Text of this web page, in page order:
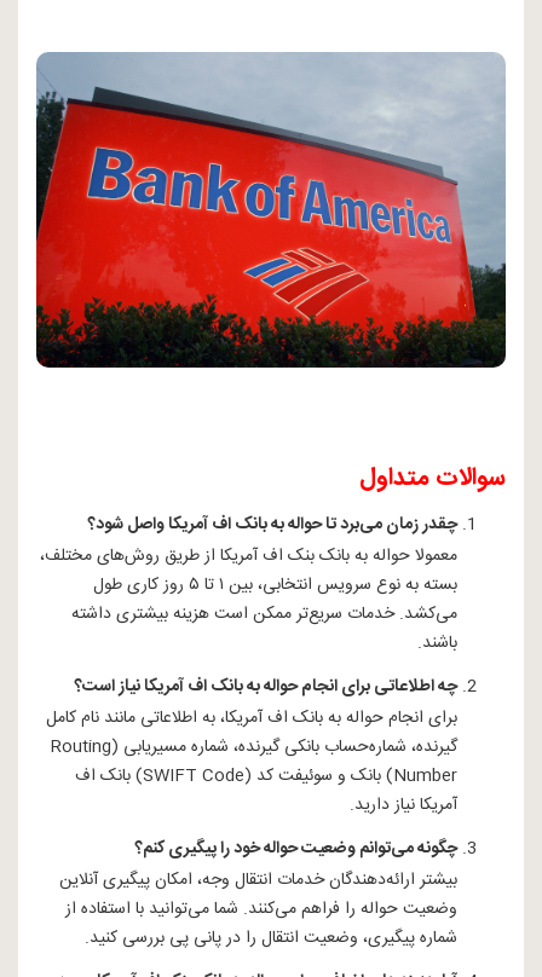
سوالات متداول
چقدر زمان می‌برد تا حواله به بانک اف آمریکا واصل شود؟
معمولاحواله به بانک بنک اف آمریکا از طریق روش‌های مختلف،
بسته به نوع سرویس انتخابی، بین ۱ تا ۵ روز کاری طول
می‌کشد. خدمات سریع‌تر ممکن است هزینه بیشتری داشته
باشند.
چه اطلاعاتی برای انجام حواله به بانک اف آمریکا نیاز است؟
برای انجام حواله به بانک اف آمریکا، به اطلاعاتی مانند نام کامل
گیرنده، شماره‌حساب بانکی گیرنده، شماره مسیریابی (Routing
Number) بانک و سوئیفت کد (SWIFT Code) بانک اف
آمریکا نیاز دارید.
چگونه می‌توانم وضعیت حواله خود را پیگیری کنم؟
بیشتر ارائه‌دهندگان خدمات انتقال وجه، امکان پیگیری آنلاین
وضعیت حواله را فراهم می‌کنند. شما می‌توانید با استفاده از
شماره پیگیری، وضعیت انتقال را در پانی پی بررسی کنید.